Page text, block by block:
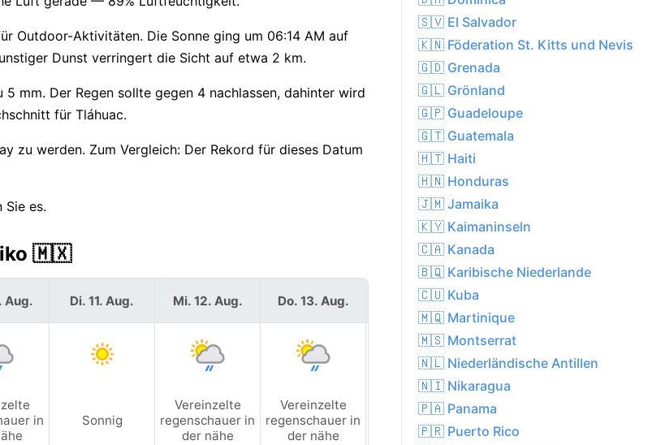
Outdoor-Aktivitäten. Die Sonne ging um 06:14 AM auf
Dunst verringert die Sicht auf etwa 2 km.
mm. Der Regen sollte gegen 4 nachlassen, dahinter wird
für Tláhuac.
zu werden. Zum Vergleich: Der Rekord für dieses Datum
Sie es.
🇲🇽
Aug.
in
Di. 11. Aug.
Sonnig
Mi. 12. Aug.
Vereinzelte
regenschauer in
der nähe
Do. 13. Aug.
Vereinzelte
regenschauer in
der nähe
Fr. 14. Aug.
Vereinzelte
der nähe
🇸🇻 El Salvador
🇰🇳 Föderation St. Kitts und Nevis
🇬🇩 Grenada
🇬🇱 Grönland
🇬🇵 Guadeloupe
🇬🇹 Guatemala
🇭🇹 Haiti
🇭🇳 Honduras
🇯🇲 Jamaika
🇰🇾 Kaimaninseln
🇨🇦 Kanada
🇧🇶 Karibische Niederlande
🇨🇺 Kuba
🇲🇶 Martinique
🇲🇸 Montserrat
🇳🇱 Niederländische Antillen
🇳🇮 Nikaragua
🇵🇦 Panama
🇵🇷 Puerto Rico